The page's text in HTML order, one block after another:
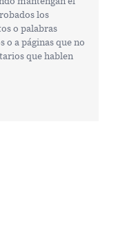
los
o palabras
a páginas que no
que hablen